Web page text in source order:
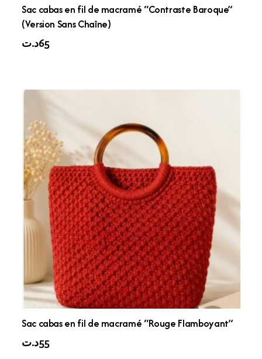
Sac cabas en fil de macramé “Contraste Baroque”
(Version Sans Chaîne)
65د.ت
Sac cabas en fil de macramé “Rouge Flamboyant”
55د.ت